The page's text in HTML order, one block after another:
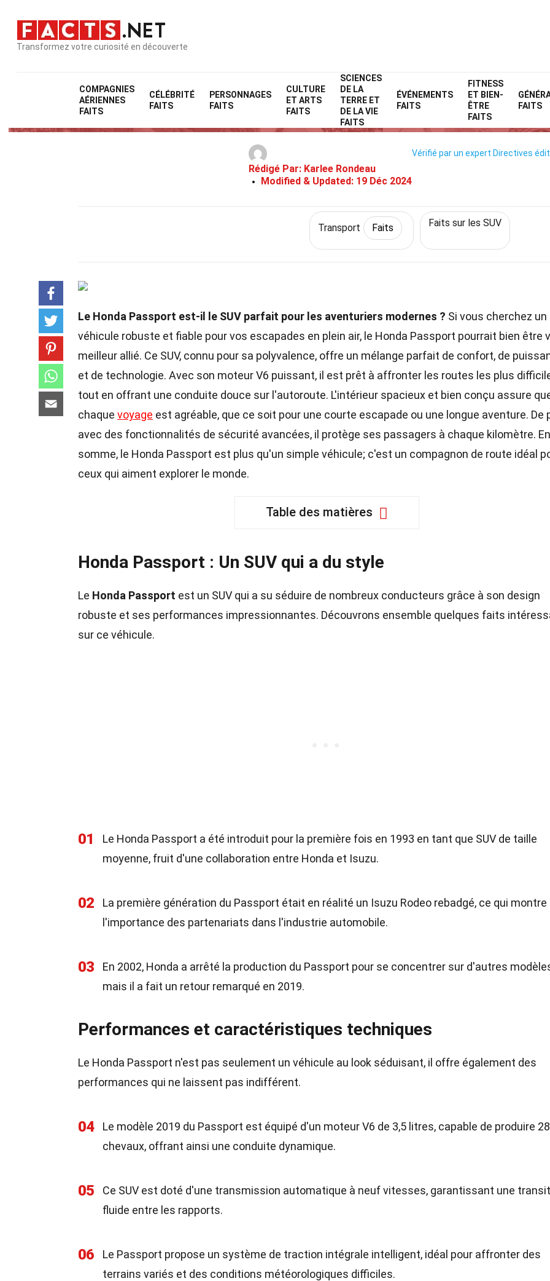
Transformez votre curiosité en découverte
COMPAGNIES
AÉRIENNES
FAITS
CÉLÉBRITÉ
FAITS
PERSONNAGES
FAITS
CULTURE
ET ARTS
FAITS
SCIENCES
DE LA
TERRE ET
DE LA VIE
FAITS
ÉVÉNEMENTS
FAITS
FITNESS
ET BIEN-
ÊTRE
FAITS
FAITS
Home Technologie et sciences Transport
34 Faits Sur Honda Passport
Rédigé Par: Karlee Rondeau
Modified & Updated: 19 Déc 2024
Vérifié par un expert Directives
Transport Faits Faits sur les SUV
Le Honda Passport est-il le SUV parfait pour les aventuriers modernes ? Si vous cherchez un
véhicule robuste et fiable pour vos escapades en plein air, le Honda Passport pourrait bien être
meilleur allié. Ce SUV, connu pour sa polyvalence, offre un mélange parfait de confort, de
et de technologie. Avec son moteur V6 puissant, il est prêt à affronter les routes les plus
tout en offrant une conduite douce sur l'autoroute. L'intérieur spacieux et bien conçu assure
chaque voyage est agréable, que ce soit pour une courte escapade ou une longue aventure. De
avec des fonctionnalités de sécurité avancées, il protège ses passagers à chaque kilomètre. En
somme, le Honda Passport est plus qu'un simple véhicule; c'est un compagnon de route idéal
ceux qui aiment explorer le monde.
Table des matières
Honda Passport : Un SUV qui a du style
Le Honda Passport est un SUV qui a su séduire de nombreux conducteurs grâce à son design
robuste et ses performances impressionnantes. Découvrons ensemble quelques faits
sur ce véhicule.
01
Le Honda Passport a été introduit pour la première fois en 1993 en tant que SUV de taille
moyenne, fruit d'une collaboration entre Honda et Isuzu.
02
La première génération du Passport était en réalité un Isuzu Rodeo rebadgé, ce qui montre
l'importance des partenariats dans l'industrie automobile.
03
En 2002, Honda a arrêté la production du Passport pour se concentrer sur d'autres
mais il a fait un retour remarqué en 2019.
Performances et caractéristiques techniques
Le Honda Passport n'est pas seulement un véhicule au look séduisant, il offre également des
performances qui ne laissent pas indifférent.
04
Le modèle 2019 du Passport est équipé d'un moteur V6 de 3,5 litres, capable de produire
chevaux, offrant ainsi une conduite dynamique.
05
Ce SUV est doté d'une transmission automatique à neuf vitesses, garantissant une
fluide entre les rapports.
06
Le Passport propose un système de traction intégrale intelligent, idéal pour affronter des
terrains variés et des conditions météorologiques difficiles.